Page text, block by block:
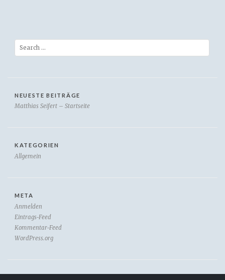
Search
NEUESTE BEITRÄGE
Matthias Seifert – Startseite
KATEGORIEN
Allgemein
META
Anmelden
Eintrags-Feed
Kommentar-Feed
WordPress.org